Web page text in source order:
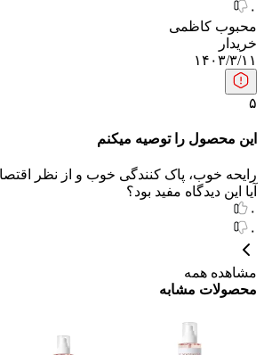
۰
محبوب کاظمی
خریدار
۱۴۰۳/۳/۱۱
۵
این محصول را توصیه میکنم
رایحه خوب، پاک کنندگی خوب و از نظر
آیا این دیدگاه مفید بود؟
۰
۰
مشاهده همه
محصولات مشابه